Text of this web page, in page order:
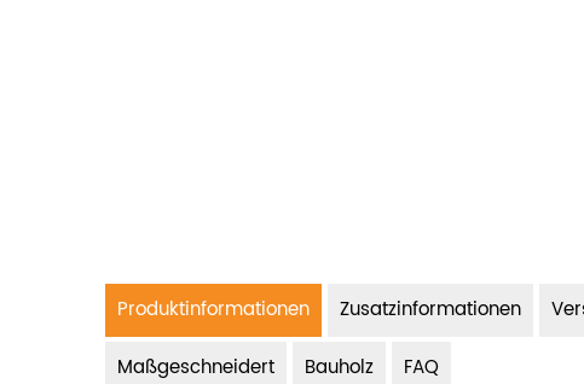
Produktinformationen Zusatzinformationen
Maßgeschneidert
Bauholz FAQ